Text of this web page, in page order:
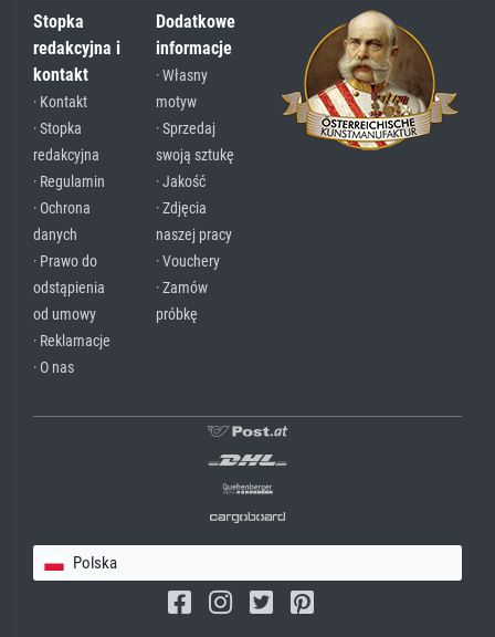
Stopka
redakcyjna i
kontakt
· Kontakt
· Stopka
redakcyjna
· Regulamin
· Ochrona
danych
· Prawo do
odstąpienia
od umowy
· Reklamacje
· O nas
Dodatkowe
informacje
· Własny
motyw
· Sprzedaj
swoją sztukę
· Jakość
· Zdjęcia
naszej pracy
· Vouchery
· Zamów
próbkę
Polska